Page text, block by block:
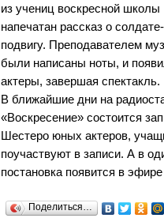
из учениц воскресной школы
напечатан рассказ о
подвигу. Преподавателем
были написаны ноты, и
актеры, завершая спектакль.
В ближайшие дни на
«Воскресение» состоится
Шестеро юных актеров,
поучаствуют в записи. А в
постановка появится в
Поделиться…